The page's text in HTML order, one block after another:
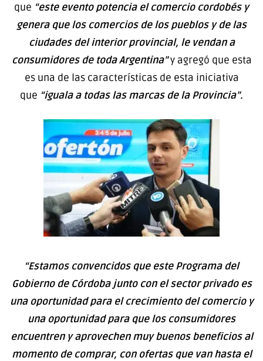
que “este evento potencia el comercio cordobés y
genera que los comercios de los pueblos y de las
ciudades del interior provincial, le vendan a
consumidores de toda Argentina”y agregó que esta
es una de las características de esta iniciativa
que “iguala a todas las marcas de la Provincia”.
“Estamos convencidos que este Programa del
Gobierno de Córdoba junto con el sector privado es
una oportunidad para el crecimiento del comercio y
una oportunidad para que los consumidores
encuentren y aprovechen muy buenos beneficios al
momento de comprar, con ofertas que van hasta el